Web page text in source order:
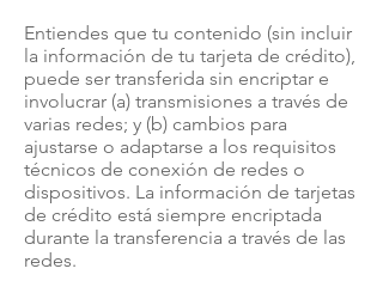
Entiendes que tu contenido (sin incluir
la información de tu tarjeta de crédito),
puede ser transferida sin encriptar e
involucrar (a) transmisiones a través de
varias redes; y (b) cambios para
ajustarse o adaptarse a los requisitos
técnicos de conexión de redes o
dispositivos. La información de tarjetas
de crédito está siempre encriptada
durante la transferencia a través de las
redes.